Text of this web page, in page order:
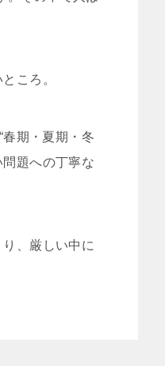
ころ。
春期・夏期・冬
題への丁寧な
、厳しい中に